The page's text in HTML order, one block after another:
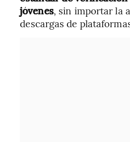
jóvenes, sin importar la
descargas de